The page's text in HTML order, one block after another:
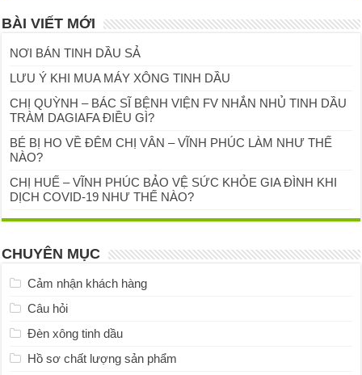
BÀI VIẾT MỚI
NƠI BÁN TINH DẦU SẢ
LƯU Ý KHI MUA MÁY XÔNG TINH DẦU
CHỊ QUỲNH – BÁC SĨ BỆNH VIỆN FV NHẮN NHỦ TINH DẦU
TRÀM DAGIAFA ĐIỀU GÌ?
BÉ BỊ HO VỀ ĐÊM CHỊ VÂN – VĨNH PHÚC LÀM NHƯ THẾ
NÀO?
CHỊ HUẾ – VĨNH PHÚC BẢO VỆ SỨC KHỎE GIA ĐÌNH KHI
DỊCH COVID-19 NHƯ THẾ NÀO?
CHUYÊN MỤC
Cảm nhận khách hàng
Câu hỏi
Đèn xông tinh dầu
Hồ sơ chất lượng sản phẩm